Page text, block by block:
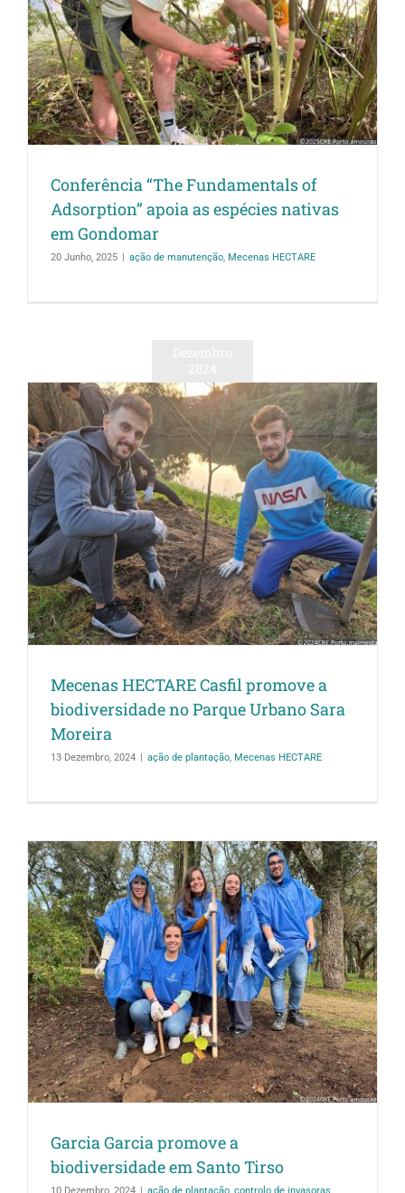
Conferência “The Fundamentals of
Adsorption” apoia as espécies nativas
em Gondomar
20 Junho, 2025 ação de manutenção, Mecenas HECTARE
Mecenas HECTARE Casfil promove a
biodiversidade no Parque Urbano Sara
Moreira
13 Dezembro, 2024 | ação de plantação Mecenas HECTARE
Garcia Garcia promove a
biodiversidade em Santo Tirso